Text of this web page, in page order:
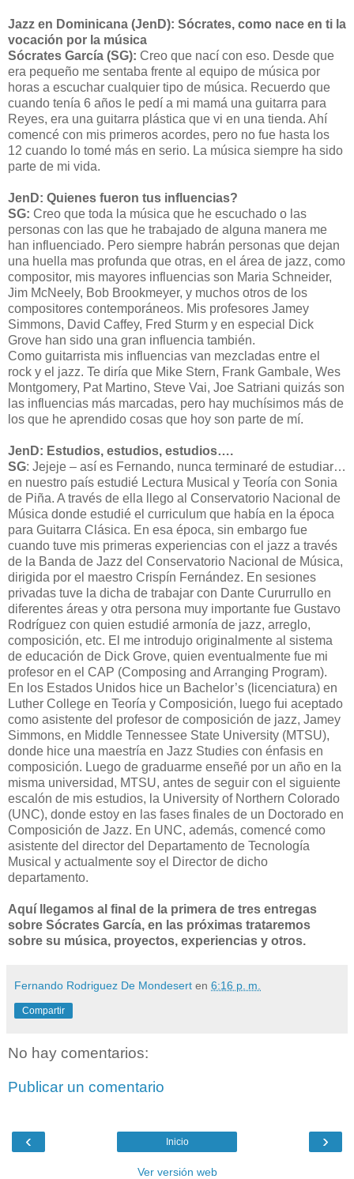
Jazz en Dominicana (JenD): Sócrates, como nace en ti la
vocación por la música
Sócrates García (SG): Creo que nací con eso. Desde que
era pequeño me sentaba frente al equipo de música por
horas a escuchar cualquier tipo de música. Recuerdo que
cuando tenía 6 años le pedí a mi mamá una guitarra para
Reyes, era una guitarra plástica que vi en una tienda. Ahí
comencé con mis primeros acordes, pero no fue hasta los
12 cuando lo tomé más en serio. La música siempre ha sido
parte de mi vida.
JenD: Quienes fueron tus influencias?
SG: Creo que toda la música que he escuchado o las
personas con las que he trabajado de alguna manera me
han influenciado. Pero siempre habrán personas que dejan
una huella mas profunda que otras, en el área de jazz, como
compositor, mis mayores influencias son Maria Schneider,
Jim McNeely, Bob Brookmeyer, y muchos otros de los
compositores contemporáneos. Mis profesores Jamey
Simmons, David Caffey, Fred Sturm y en especial Dick
Grove han sido una gran influencia también.
Como guitarrista mis influencias van mezcladas entre el
rock y el jazz. Te diría que Mike Stern, Frank Gambale, Wes
Montgomery, Pat Martino, Steve Vai, Joe Satriani quizás son
las influencias más marcadas, pero hay muchísimos más de
los que he aprendido cosas que hoy son parte de mí.
JenD: Estudios, estudios, estudios….
SG: Jejeje – así es Fernando, nunca terminaré de estudiar…
en nuestro país estudié Lectura Musical y Teoría con Sonia
de Piña. A través de ella llego al Conservatorio Nacional de
Música donde estudié el curriculum que había en la época
para Guitarra Clásica. En esa época, sin embargo fue
cuando tuve mis primeras experiencias con el jazz a través
de la Banda de Jazz del Conservatorio Nacional de Música,
dirigida por el maestro Crispín Fernández. En sesiones
privadas tuve la dicha de trabajar con Dante Cururrullo en
diferentes áreas y otra persona muy importante fue Gustavo
Rodríguez con quien estudié armonía de jazz, arreglo,
composición, etc. El me introdujo originalmente al sistema
de educación de Dick Grove, quien eventualmente fue mi
profesor en el CAP (Composing and Arranging Program).
En los Estados Unidos hice un Bachelor’s (licenciatura) en
Luther College en Teoría y Composición, luego fui aceptado
como asistente del profesor de composición de jazz, Jamey
Simmons, en Middle Tennessee State University (MTSU),
donde hice una maestría en Jazz Studies con énfasis en
composición. Luego de graduarme enseñé por un año en la
misma universidad, MTSU, antes de seguir con el siguiente
escalón de mis estudios, la University of Northern Colorado
(UNC), donde estoy en las fases finales de un Doctorado en
Composición de Jazz. En UNC, además, comencé como
asistente del director del Departamento de Tecnología
Musical y actualmente soy el Director de dicho
departamento.
Aquí llegamos al final de la primera de tres entregas
sobre Sócrates García, en las próximas trataremos
sobre su música, proyectos, experiencias y otros.
Fernando Rodriguez De Mondesert en 6:16 p. m.
Compartir
No hay comentarios:
Publicar un comentario
‹ ›
Inicio
Ver versión web